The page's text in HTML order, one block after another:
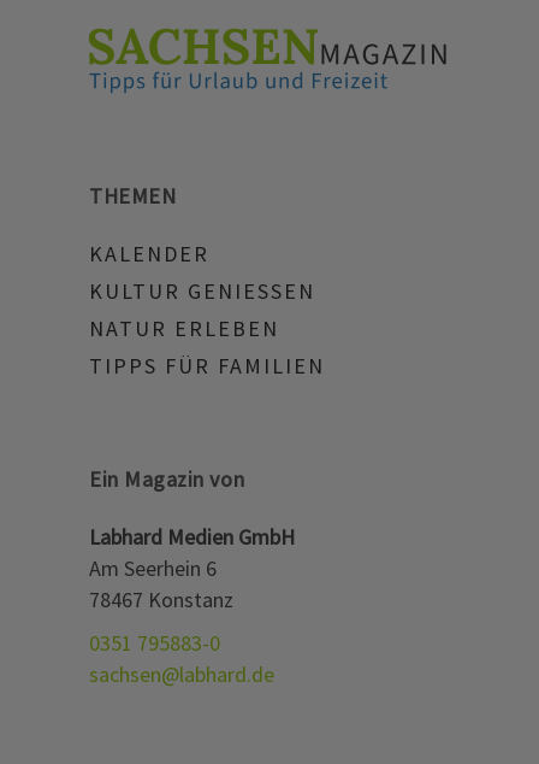
THEMEN
KALENDER
KULTUR GENIESSEN
NATUR ERLEBEN
TIPPS FÜR FAMILIEN
Ein Magazin von
Labhard Medien GmbH
Am Seerhein 6
78467 Konstanz
0351 795883-0
sachsen@labhard.de